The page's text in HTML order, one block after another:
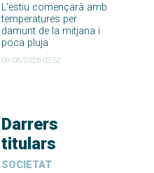
L’estiu començarà amb
temperatures per
damunt de la mitjana i
poca pluja
09/06/2026 02:52
Darrers
titulars
SOCIETAT